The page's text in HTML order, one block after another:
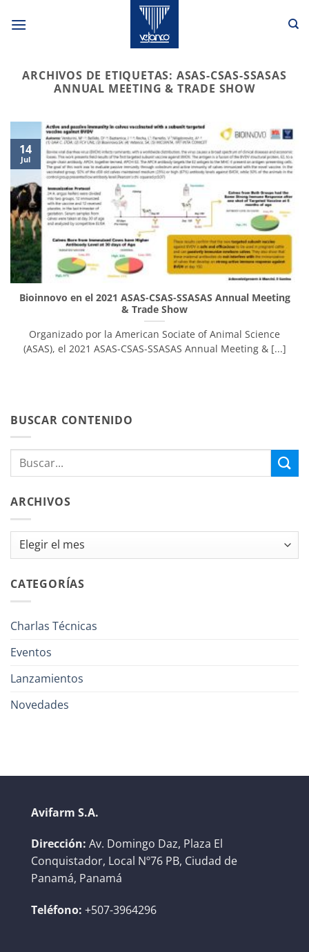
ARCHIVOS DE ETIQUETAS: ASAS-CSAS-SSASAS
ANNUAL MEETING & TRADE SHOW
Bioinnovo en el 2021 ASAS-CSAS-SSASAS Annual Meeting
& Trade Show
Organizado por la American Sociate of Animal Science
(ASAS), el 2021 ASAS-CSAS-SSASAS Annual Meeting & [...]
14
Jul
BUSCAR CONTENIDO
ARCHIVOS
Archivos
CATEGORÍAS
Charlas Técnicas
Eventos
Lanzamientos
Novedades
Avifarm S.A.
Dirección: Av. Domingo Daz, Plaza El
Conquistador, Local Nº76 PB, Ciudad de
Panamá, Panamá
Teléfono: +507-3964296